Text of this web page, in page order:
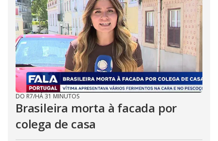
DO R7/HÁ 31 MINUTOS
Brasileira morta à facada por
colega de casa